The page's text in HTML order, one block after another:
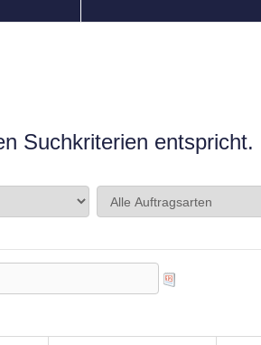
Suchkriterien entspricht.